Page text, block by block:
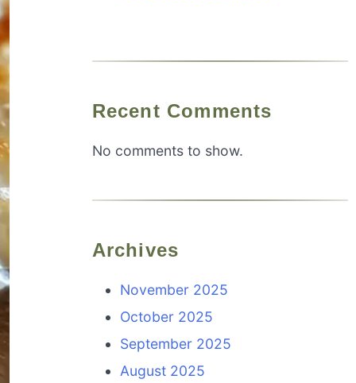
Recent Comments
No comments to show.
Archives
November 2025
October 2025
September 2025
August 2025